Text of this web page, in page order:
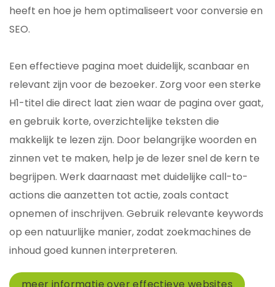
heeft en hoe je hem optimaliseert voor conversie en
SEO.
Een effectieve pagina moet duidelijk, scanbaar en
relevant zijn voor de bezoeker. Zorg voor een sterke
H1-titel die direct laat zien waar de pagina over gaat,
en gebruik korte, overzichtelijke teksten die
makkelijk te lezen zijn. Door belangrijke woorden en
zinnen vet te maken, help je de lezer snel de kern te
begrijpen. Werk daarnaast met duidelijke call-to-
actions die aanzetten tot actie, zoals contact
opnemen of inschrijven. Gebruik relevante keywords
op een natuurlijke manier, zodat zoekmachines de
inhoud goed kunnen interpreteren.